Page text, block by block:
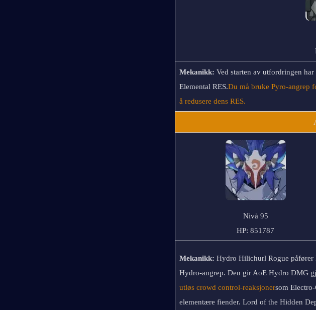
Mekanikk: Ved starten av utfordringen
Elemental RES.Du må bruke Pyro-angrep
å redusere dens RES.
Nivå 95
HP: 851787
Mekanikk: Hydro Hilichurl Rogue påfører
utløs crowd control-reaksjonersom Electro-
elementære fiender. Lord of the Hidden